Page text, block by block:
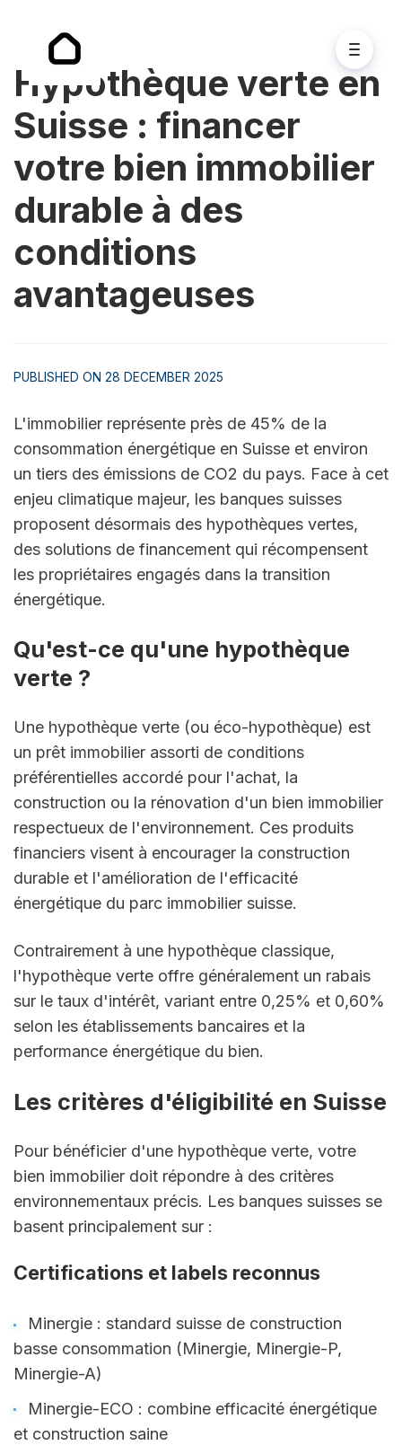
Hypothèque verte en
Suisse : financer
votre bien immobilier
durable à des
conditions
avantageuses
PUBLISHED ON 28 DECEMBER 2025
L'immobilier représente près de 45% de la
consommation énergétique en Suisse et environ
un tiers des émissions de CO2 du pays. Face à cet
enjeu climatique majeur, les banques suisses
proposent désormais des hypothèques vertes,
des solutions de financement qui récompensent
les propriétaires engagés dans la transition
énergétique.
Qu'est-ce qu'une hypothèque
verte ?
Une hypothèque verte (ou éco-hypothèque) est
un prêt immobilier assorti de conditions
préférentielles accordé pour l'achat, la
construction ou la rénovation d'un bien immobilier
respectueux de l'environnement. Ces produits
financiers visent à encourager la construction
durable et l'amélioration de l'efficacité
énergétique du parc immobilier suisse.
Contrairement à une hypothèque classique,
l'hypothèque verte offre généralement un rabais
sur le taux d'intérêt, variant entre 0,25% et 0,60%
selon les établissements bancaires et la
performance énergétique du bien.
Les critères d'éligibilité en Suisse
Pour bénéficier d'une hypothèque verte, votre
bien immobilier doit répondre à des critères
environnementaux précis. Les banques suisses se
basent principalement sur :
Certifications et labels reconnus
Minergie : standard suisse de construction
basse consommation (Minergie, Minergie-P,
Minergie-A)
Minergie-ECO : combine efficacité énergétique
et construction saine